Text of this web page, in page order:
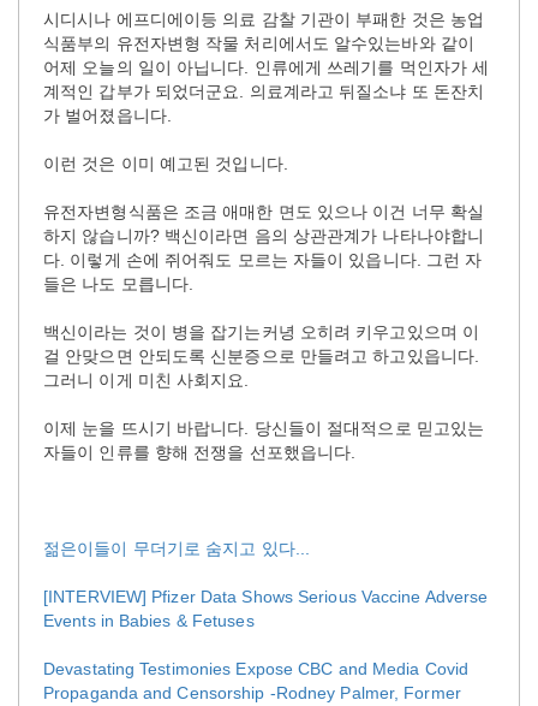
시디시나 에프디에이등 의료 감찰 기관이 부패한 것은 농업
식품부의 유전자변형 작물 처리에서도 알수있는바와 같이
어제 오늘의 일이 아닙니다. 인류에게 쓰레기를 먹인자가 세
계적인 갑부가 되었더군요. 의료계라고 뒤질소냐 또 돈잔치
가 벌어졌읍니다.
이런 것은 이미 예고된 것입니다.
유전자변형식품은 조금 애매한 면도 있으나 이건 너무 확실
하지 않습니까? 백신이라면 음의 상관관계가 나타나야합니
다. 이렇게 손에 쥐어줘도 모르는 자들이 있읍니다. 그런 자
들은 나도 모릅니다.
백신이라는 것이 병을 잡기는커녕 오히려 키우고있으며 이
걸 안맞으면 안되도록 신분증으로 만들려고 하고있읍니다.
그러니 이게 미친 사회지요.
이제 눈을 뜨시기 바랍니다. 당신들이 절대적으로 믿고있는
자들이 인류를 향해 전쟁을 선포했읍니다.
젊은이들이 무더기로 숨지고 있다...
[INTERVIEW] Pfizer Data Shows Serious Vaccine Adverse
Events in Babies & Fetuses
Devastating Testimonies Expose CBC and Media Covid
Propaganda and Censorship -Rodney Palmer, Former